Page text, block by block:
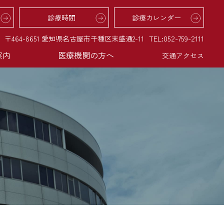
診療時間 診療カレンダー
〒464-8651 愛知県名古屋市千種区末盛通2-11 TEL:052-759-2111
医療機関の方へ 交通アクセス